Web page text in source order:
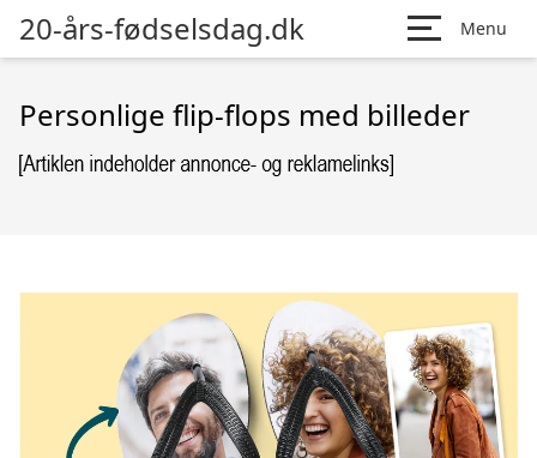
20-års-fødselsdag.dk Menu
Personlige flip-flops med billeder